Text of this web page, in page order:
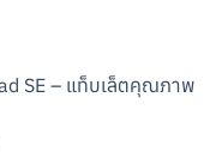
SE – แท็บเล็ตคุณภาพ